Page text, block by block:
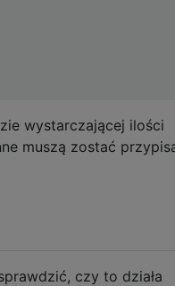
wystarczającej ilości
muszą zostać
czy to działa